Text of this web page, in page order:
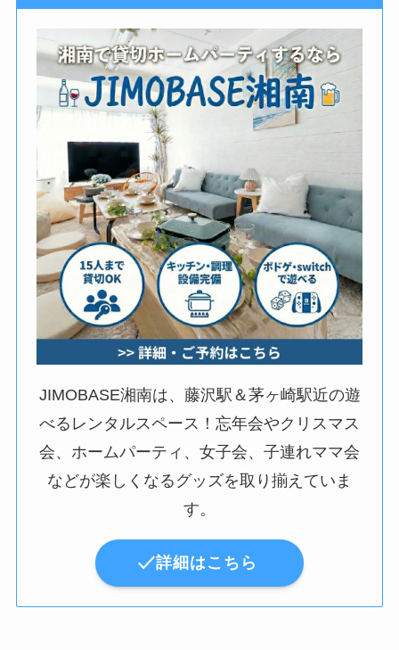
JIMOBASE湘南は、藤沢駅＆茅ヶ崎駅近の遊
べるレンタルスペース！忘年会やクリスマス
会、ホームパーティ、女子会、子連れママ会
などが楽しくなるグッズを取り揃えていま
す。
詳細はこちら